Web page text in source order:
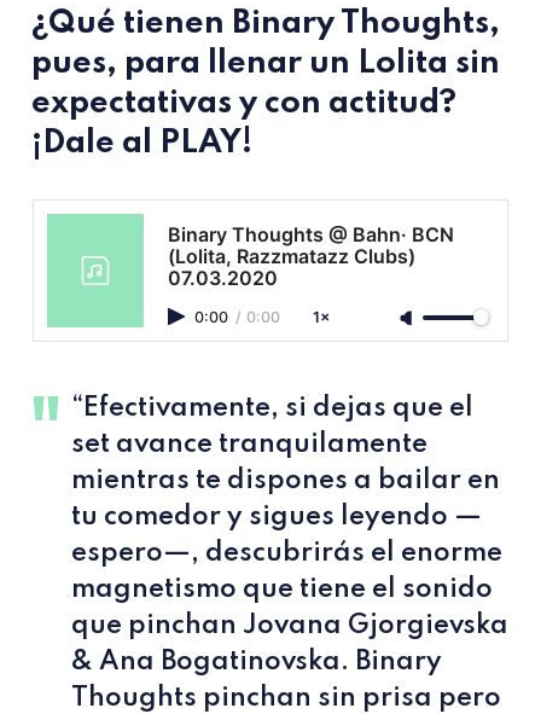
¿Qué tienen Binary Thoughts,
pues, para llenar un Lolita sin
expectativas y con actitud?
¡Dale al PLAY!
Binary Thoughts @ Bahn· BCN
(Lolita, Razzmatazz Clubs)
07.03.2020
0:00 / 0:00 1×
“Efectivamente, si dejas que el
set avance tranquilamente
mientras te dispones a bailar en
tu comedor y sigues leyendo —
espero—, descubrirás el enorme
magnetismo que tiene el sonido
que pinchan Jovana Gjorgievska
& Ana Bogatinovska. Binary
Thoughts pinchan sin prisa pero